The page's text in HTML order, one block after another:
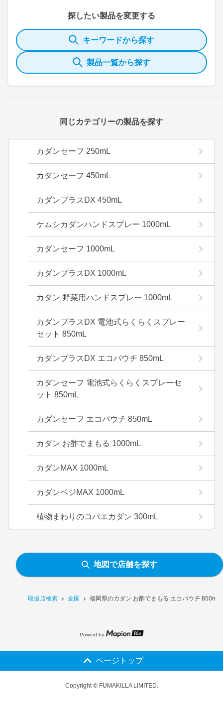
取扱店検索 全国 福岡県のカダン お酢でまもる エコパウチ 850mL
探したい製品を変更する
キーワードから探す
製品一覧から探す
同じカテゴリーの製品を探す
カダンセーフ 250mL
カダンセーフ 450mL
カダンプラスDX 450mL
ケムシカダンハンドスプレー 1000mL
カダンセーフ 1000mL
カダンプラスDX 1000mL
カダン 野菜用ハンドスプレー 1000mL
カダンプラスDX 電池式らくらくスプレー
セット 850mL
カダンプラスDX エコパウチ 850mL
カダンセーフ 電池式らくらくスプレーセ
ット 850mL
カダンセーフ エコパウチ 850mL
カダン お酢でまもる 1000mL
カダンMAX 1000mL
カダンベジMAX 1000mL
植物まわりのコバエカダン 300mL
地図で店舗を探す
Powerd by
ページトップ
Copyright © FUMAKILLA LIMITED.